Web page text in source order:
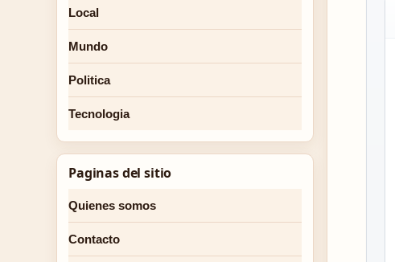
Local
Mundo
Politica
Tecnologia
Paginas del sitio
Quienes somos
Contacto